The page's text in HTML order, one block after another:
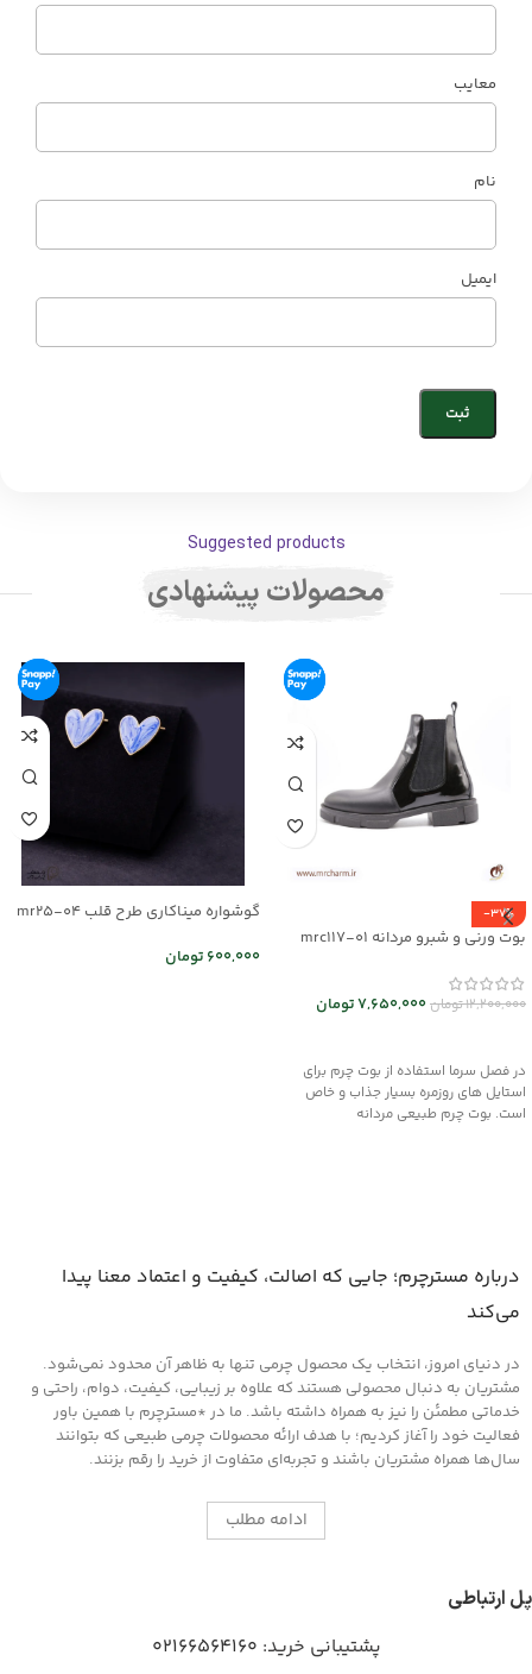
معایب
نام
ایمیل
Suggested products
محصولات پیشنهادی
-37%
بوت ورنی و شبرو مردانه mrc117-01
12,200,000تومان7,650,000تومان
در فصل سرما استفاده از بوت چرم برای
استایل های روزمره بسیار جذاب و خاص
است. بوت چرم طبیعی مردانه
گوشواره میناکاری طرح قلب mr25-04
600,000 تومان
درباره مسترچرم؛ جایی که اصالت، کیفیت و اعتماد معنا پیدا
می‌کند
در دنیای امروز، انتخاب یک محصول چرمی تنها به ظاهر آن محدود نمی‌شود.
مشتریان به دنبال محصولی هستند که علاوه بر زیبایی، کیفیت، دوام، راحتی و
خدماتی مطمئن را نیز به همراه داشته باشد. ما در *مسترچرم با همین باور
فعالیت خود را آغاز کردیم؛ با هدف ارائه محصولات چرمی طبیعی که بتوانند
سال‌ها همراه مشتریان باشند و تجربه‌ای متفاوت از خرید را رقم بزنند.
ادامه مطلب
پل ارتباطی
پشتیبانی خرید: 02166564160